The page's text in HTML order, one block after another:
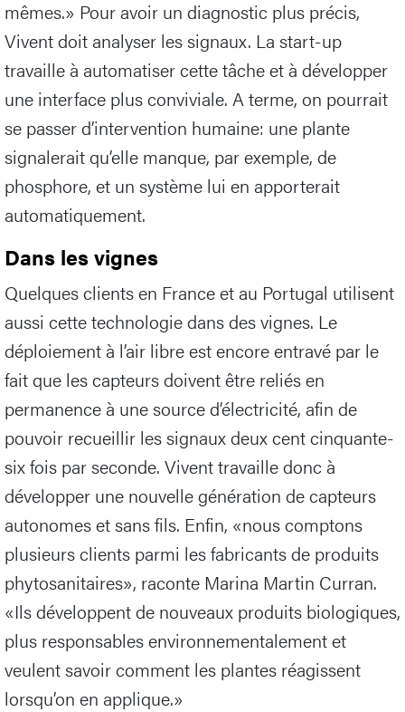
mêmes.» Pour avoir un diagnostic plus précis,
Vivent doit analyser les signaux. La start-up
travaille à automatiser cette tâche et à développer
une interface plus conviviale. A terme, on pourrait
se passer d’intervention humaine: une plante
signalerait qu’elle manque, par exemple, de
phosphore, et un système lui en apporterait
automatiquement.
Dans les vignes
Quelques clients en France et au Portugal utilisent
aussi cette technologie dans des vignes. Le
déploiement à l’air libre est encore entravé par le
fait que les capteurs doivent être reliés en
permanence à une source d’électricité, afin de
pouvoir recueillir les signaux deux cent cinquante-
six fois par seconde. Vivent travaille donc à
développer une nouvelle génération de capteurs
autonomes et sans fils. Enfin, «nous comptons
plusieurs clients parmi les fabricants de produits
phytosanitaires», raconte Marina Martin Curran.
«Ils développent de nouveaux produits biologiques,
plus responsables environnementalement et
veulent savoir comment les plantes réagissent
lorsqu’on en applique.»